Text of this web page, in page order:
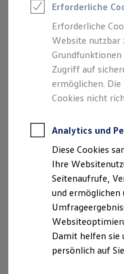
Elektroauto
Leasing
Finanzierung
Autokredit
Versicherungen
Kfz-
Garantien
Professional
Behörden
Anpfiff zum
Elektromobilität
Elektroautos
ID. Tutorials
ID. EVERY1
Reichweite
Datenschutzerklärungen
Lizenzhinweise Dritter
Angaben zum Digital Services
Erforderliche
Erforderliche
Website nutzbar
Zugriff auf
ermöglichen.
Cookies nicht
Analytics und
Diese Cookies
Ihre
Seitenaufrufe,
und ermöglichen
Damit helfen sie
persönlich auf